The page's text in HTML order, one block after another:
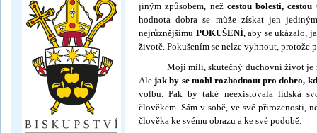
jiným způsobem, než cestou bolesti,
hodnota dobra se může získat jen
nejrůznějšímu POKUŠENÍ, aby se ukázalo,
ži­votě. Pokušením se nelze vyhnout, protože
Moji milí, sku­tečný duchovní život je
Alejak by se mohl rozhodnout pro dobro,
volbu. Pak by také neexistovala lidská
člověkem. Sám v sobě, ve své
člověka ke svému obrazu a ke své podobě.